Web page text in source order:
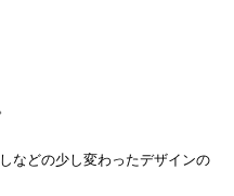
などの少し変わったデザインの